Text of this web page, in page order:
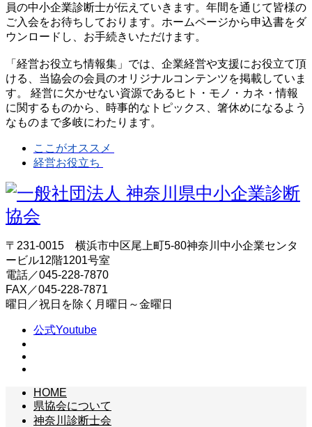
員の中小企業診断士が伝えていきます。年間を通じて皆様の
ご入会をお待ちしております。ホームページから申込書をダ
ウンロードし、お手続きいただけます。
「経営お役立ち情報集」では、企業経営や支援にお役立て頂
ける、当協会の会員のオリジナルコンテンツを掲載していま
す。 経営に欠かせない資源であるヒト・モノ・カネ・情報
に関するものから、時事的なトピックス、箸休めになるよう
なものまで多岐にわたります。
ここがオススメ
経営お役立ち
〒231-0015 横浜市中区尾上町5-80神奈川中小企業センタ
ービル12階1201号室
電話／045-228-7870
FAX／045-228-7871
曜日／祝日を除く月曜日～金曜日
公式Youtube
HOME
県協会について
神奈川診断士会